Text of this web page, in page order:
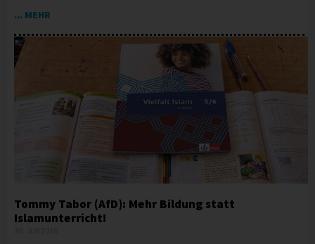
... MEHR
Tommy Tabor (AfD): Mehr Bildung statt
Islamunterricht!